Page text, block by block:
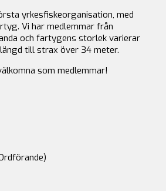
yrkesfiskeorganisation, med
Vi har medlemmar från
och fartygens storlek varierar
till strax över 34 meter.
som medlemmar!